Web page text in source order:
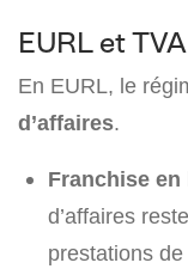
EURL et TVA
En EURL, le
d’affaires.
Franchise en
d’affaires
prestations